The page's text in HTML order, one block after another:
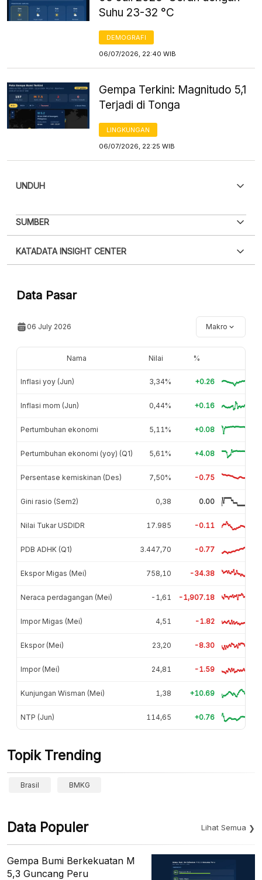
Suhu 23-32 °C
DEMOGRAFI
06/07/2026, 22:40 WIB
Gempa Terkini: Magnitudo 5,1
Terjadi di Tonga
LINGKUNGAN
06/07/2026, 22:25 WIB
UNDUH
PDF PNG
XLS
SUMBER
punya akun?Silakan Daftar sekarang
KATADATA INSIGHT CENTER
Data Pasar
06 July 2026 Makro
Nama Nilai %
Inflasi yoy (Jun) 3,34% +0.26
Inflasi mom (Jun) 0,44% +0.16
Pertumbuhan ekonomi 5,11% +0.08
Pertumbuhan ekonomi (yoy) (Q1) 5,61% +4.08
Persentase kemiskinan (Des) 7,50% -0.75
Gini rasio (Sem2) 0,38 0.00
Nilai Tukar USDIDR 17.985 -0.11
PDB ADHK (Q1) 3.447,70 -0.77
Ekspor Migas (Mei) 758,10 -34.38
Neraca perdagangan (Mei) -1,61 -1,907.18
Impor Migas (Mei) 4,51 -1.82
Ekspor (Mei) 23,20 -8.30
Impor (Mei) 24,81 -1.59
Kunjungan Wisman (Mei) 1,38 +10.69
NTP (Jun) 114,65 +0.76
Topik Trending
Brasil BMKG
Data Populer Lihat Semua
Gempa Bumi Berkekuatan M
5,3 Guncang Peru